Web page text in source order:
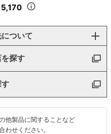
5,170
ついて
探す
す
他製品に関することなど
わせください。